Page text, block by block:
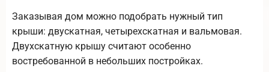
Заказывая дом можно подобрать нужный тип
крыши: двускатная, четырехскатная и вальмовая.
Двухскатную крышу считают особенно
востребованной в небольших постройках.